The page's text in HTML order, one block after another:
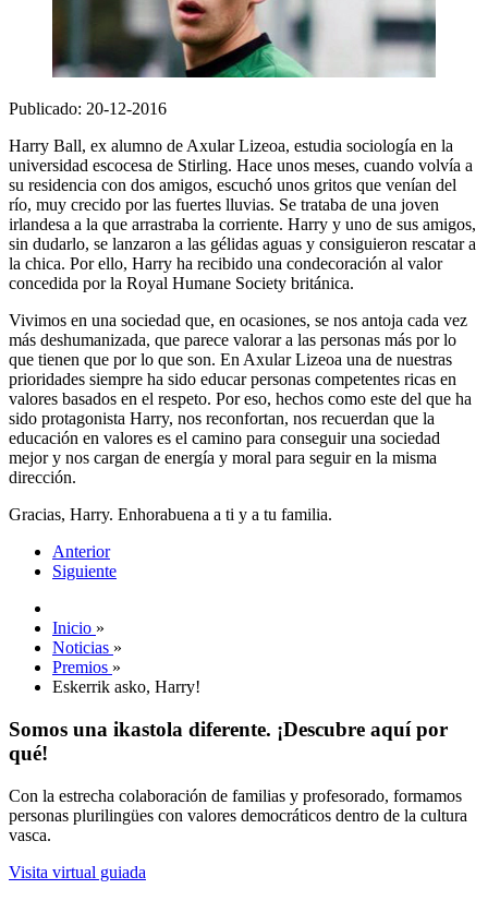
Publicado: 20-12-2016
Harry Ball, ex alumno de Axular Lizeoa, estudia sociología en la
universidad escocesa de Stirling. Hace unos meses, cuando volvía a
su residencia con dos amigos, escuchó unos gritos que venían del
río, muy crecido por las fuertes lluvias. Se trataba de una joven
irlandesa a la que arrastraba la corriente. Harry y uno de sus amigos,
sin dudarlo, se lanzaron a las gélidas aguas y consiguieron rescatar a
la chica. Por ello, Harry ha recibido una condecoración al valor
concedida por la Royal Humane Society británica.
Vivimos en una sociedad que, en ocasiones, se nos antoja cada vez
más deshumanizada, que parece valorar a las personas más por lo
que tienen que por lo que son. En Axular Lizeoa una de nuestras
prioridades siempre ha sido educar personas competentes ricas en
valores basados en el respeto. Por eso, hechos como este del que ha
sido protagonista Harry, nos reconfortan, nos recuerdan que la
educación en valores es el camino para conseguir una sociedad
mejor y nos cargan de energía y moral para seguir en la misma
dirección.
Gracias, Harry. Enhorabuena a ti y a tu familia.
Anterior
Siguiente
Inicio »
Noticias »
Premios »
Eskerrik asko, Harry!
Somos una ikastola diferente. ¡Descubre aquí por
qué!
Con la estrecha colaboración de familias y profesorado, formamos
personas plurilingües con valores democráticos dentro de la cultura
vasca.
Visita virtual guiada